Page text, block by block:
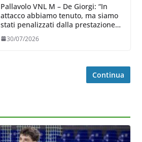
Pallavolo VNL M – De Giorgi: “In
attacco abbiamo tenuto, ma siamo
stati penalizzati dalla prestazione
30/07/2026
Continua